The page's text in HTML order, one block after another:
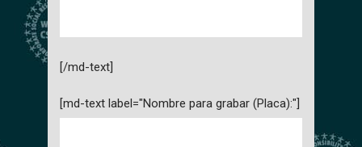
[/md-text]
[md-text label="Nombre para grabar (Placa):"]